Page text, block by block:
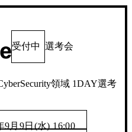
受付中 選考会
領域 1DAY選考
9月9日(水) 16:00